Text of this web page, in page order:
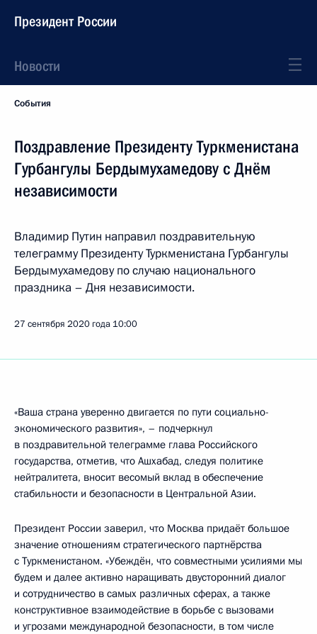
Президент России
Новости
События
Поздравление Президенту Туркменистана
Гурбангулы Бердымухамедову с Днём
независимости
Владимир Путин направил поздравительную
телеграмму Президенту Туркменистана Гурбангулы
Бердымухамедову по случаю национального
праздника – Дня независимости.
27 сентября 2020 года 10:00
«Ваша страна уверенно двигается по пути социально-
экономического развития», – подчеркнул
в поздравительной телеграмме глава Российского
государства, отметив, что Ашхабад, следуя политике
нейтралитета, вносит весомый вклад в обеспечение
стабильности и безопасности в Центральной Азии.
Президент России заверил, что Москва придаёт большое
значение отношениям стратегического партнёрства
с Туркменистаном. «Убеждён, что совместными усилиями мы
будем и далее активно наращивать двусторонний диалог
и сотрудничество в самых различных сферах, а также
конструктивное взаимодействие в борьбе с вызовами
и угрозами международной безопасности, в том числе